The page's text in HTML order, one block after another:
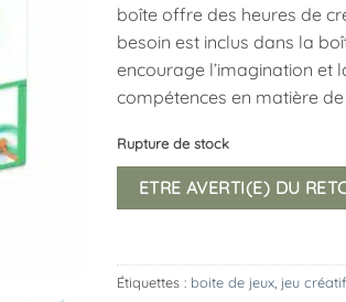
boîte offre des heures de
besoin est inclus dans la
encourage l’imagination et
compétences en matière
Rupture de stock
ETRE AVERTI(E) DU
Étiquettes : boite de jeux, jeu créatif